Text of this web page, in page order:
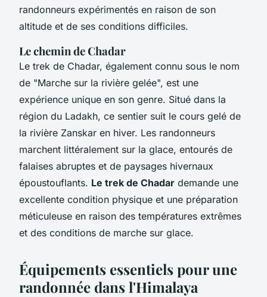
randonneurs expérimentés en raison de son
altitude et de ses conditions difficiles.
Le chemin de Chadar
Le trek de Chadar, également connu sous le nom
de "Marche sur la rivière gelée", est une
expérience unique en son genre. Situé dans la
région du Ladakh, ce sentier suit le cours gelé de
la rivière Zanskar en hiver. Les randonneurs
marchent littéralement sur la glace, entourés de
falaises abruptes et de paysages hivernaux
époustouflants. Le trek de Chadar demande une
excellente condition physique et une préparation
méticuleuse en raison des températures extrêmes
et des conditions de marche sur glace.
Équipements essentiels pour une
randonnée dans l'Himalaya